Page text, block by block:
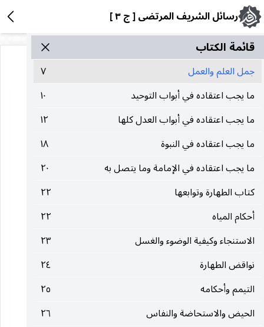
رسائل الشريف المرتضى [ ج ٣ ]
قائمة الکتاب
جمل العلم والعمل
٧
ما يجب اعتقاده في أبواب التوحيد
١٠
ما يجب اعتقاده في أبواب العدل كلها
١٢
ما يجب اعتقاده في النبوة
١٨
ما يجب اعتقاده في الإمامة وما يتصل به
٢٠
كتاب الطهارة وتوابعها
٢٢
أحكام المياه
٢٢
الاستنجاء وكيفية الوضوء والغسل
٢٣
نواقض الطهارة
٢٤
التيمم وأحكامه
٢٥
الحيض والاستحاضة والنفاس
٢٦